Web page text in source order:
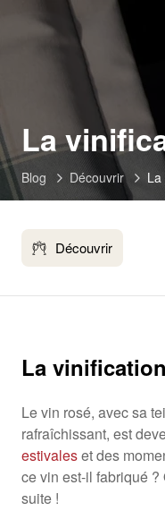
La
Blog Découvrir
Découvrir
La
Le vin rosé, avec sa
rafraîchissant, est
estivaleset des
ce vin est-il fabriqué
suite !